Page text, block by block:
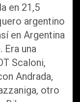
en 21,5
argentino
en Argentina
Era una
Scaloni,
Andrada,
otro